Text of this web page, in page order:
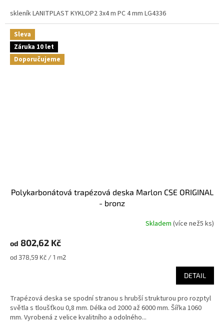
skleník LANITPLAST KYKLOP2 3x4 m PC 4 mm LG4336
Sleva
Záruka 10 let
Doporučujeme
Polykarbonátová trapézová deska Marlon CSE ORIGINAL
- bronz
Skladem (více než5 ks)
od 802,62 Kč
Měrná
od 378,59 Kč / 1 m2
DETAIL
Trapézová deska se spodní stranou s hrubší strukturou pro rozptyl
světla s tloušťkou 0,8 mm. Délka od 2000 až 6000 mm. Šířka 1060
mm. Vyrobená z velice kvalitního a odolného...